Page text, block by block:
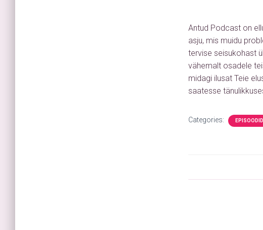
Antud Podcast on
asju, mis muidu
tervise seisukohast
vähemalt osadele
midagi ilusat Teie
saatesse
Categories: EPISOODID